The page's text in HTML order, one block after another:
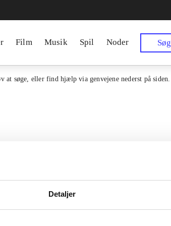
Detaljer
Film Musik Spil Noder Søg
at søge, eller find hjælp via genvejene nederst på siden.
til alle danske
Kontakt os